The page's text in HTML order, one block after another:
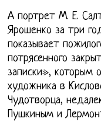
А портрет М. Е.
Ярошенко за три
показывает
потрясенного
записки», которым
художника в
Чудотворца,
Пушкиным и